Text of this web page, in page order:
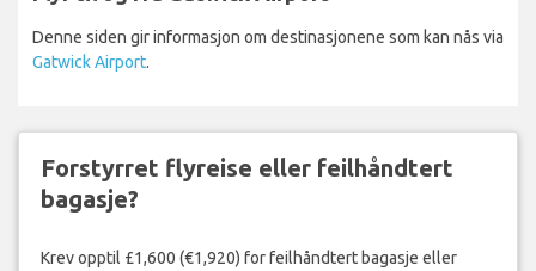
Denne siden gir informasjon om destinasjonene som kan nås via
Gatwick Airport.
Forstyrret flyreise eller feilhåndtert
bagasje?
Krev opptil £1,600 (€1,920) for feilhåndtert bagasje eller